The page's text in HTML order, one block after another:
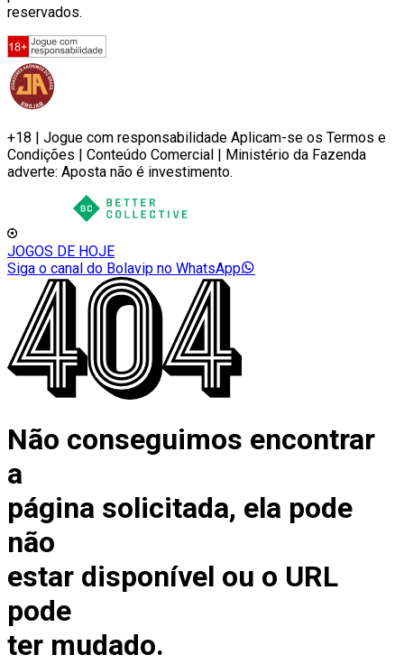
reservados.
+18 | Jogue com responsabilidade Aplicam-se os Termos e
Condições | Conteúdo Comercial | Ministério da Fazenda
adverte: Aposta não é investimento.
JOGOS DE HOJE
Siga o canal do Bolavip no WhatsApp
Não conseguimos encontrar
a
página solicitada, ela pode
não
estar disponível ou o URL
pode
ter mudado.